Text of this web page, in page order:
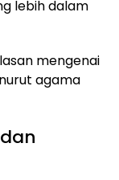
lebih dalam
mengenai
agama